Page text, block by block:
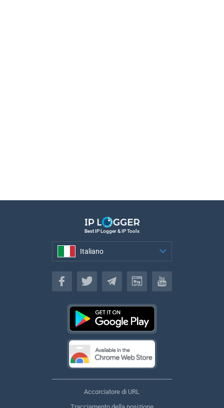
Best IP Logger & IP Tools
Italiano
Italiano
Accorciatore di URL